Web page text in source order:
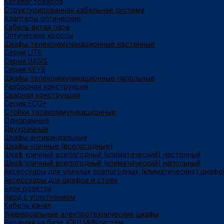
Структурированная кабельная система
Адаптеры оптические
Кабель витая пара
Оптические кроссы
Шкафы телекоммуникационные настенные
Cерия LITE
Cерия BASIS
Cерия KEYS
Шкафы телекоммуникационные напольные
Разборная конструкция
Сварная конструкция
Серия ECO+
Стойки телекоммуникационные
Однорамные
Двухрамные
Шкафы антивандальные
Шкафы уличные (всепогодные)
Шкаф уличный всепогодный (климатический) настенный
Шкаф уличный всепогодный (климатический) напольный
Аксессуары для уличных всепогодных (климатических)
Аксессуары для шкафов и стоек
Блок розеток
Ввод с уплотнением
Кабель канал
Универсальные электротехнические шкафы
Решения на базе УЭШ МИКсистем